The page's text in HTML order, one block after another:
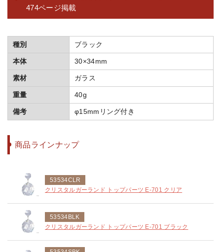
474ページ掲載
種別 ブラック
本体 30×34mm
素材 ガラス
重量 40g
備考 φ15mmリング付き
商品ラインナップ
53534CLR
クリスタルガーランド トップパーツ E-701 クリア
53534BLK
クリスタルガーランド トップパーツ E-701 ブラック